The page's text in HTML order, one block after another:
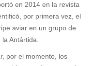
en 2014 en la revista
por primera vez, el
aviar en un grupo de
Antártida.
por el momento, los